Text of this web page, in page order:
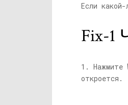
Если
Fix-1
1. Нажмите
откроется.